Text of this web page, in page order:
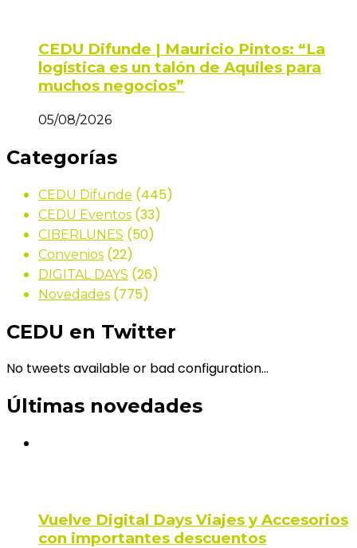
CEDU Difunde | Mauricio Pintos: “La
logística es un talón de Aquiles para
muchos negocios”
05/08/2026
Categorías
CEDU Difunde (445)
CEDU Eventos (33)
CIBERLUNES (50)
Convenios (22)
DIGITAL DAYS (26)
Novedades (775)
CEDU en Twitter
No tweets available or bad configuration...
Últimas novedades
Vuelve Digital Days Viajes y Accesorios
con importantes descuentos